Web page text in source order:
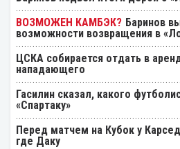
Баринов
возможности возвращения в
ЦСКА собирается отдать в
нападающего
Гасилин сказал, какого
«Спартаку»
Перед матчем на Кубок у
где Даку